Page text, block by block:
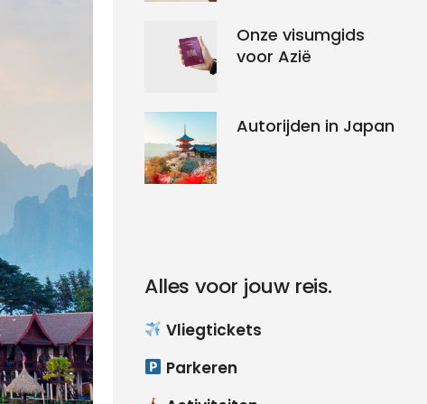
Onze visumgids
voor Azië
Autorijden in Japan
Alles voor jouw reis.
Vliegtickets
Parkeren